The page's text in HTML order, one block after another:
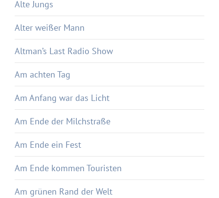
Alte Jungs
Alter weißer Mann
Altman’s Last Radio Show
Am achten Tag
Am Anfang war das Licht
Am Ende der Milchstraße
Am Ende ein Fest
Am Ende kommen Touristen
Am grünen Rand der Welt